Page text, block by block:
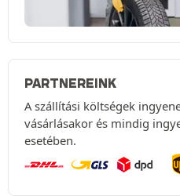
PARTNEREINK
A szállítási költségek
vásárlásakor és mindig
esetében.